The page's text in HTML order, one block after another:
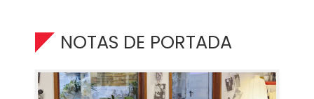
NOTAS DE PORTADA